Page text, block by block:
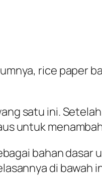
rice paper
satu ini.
untuk
bahan dasar
di bawah